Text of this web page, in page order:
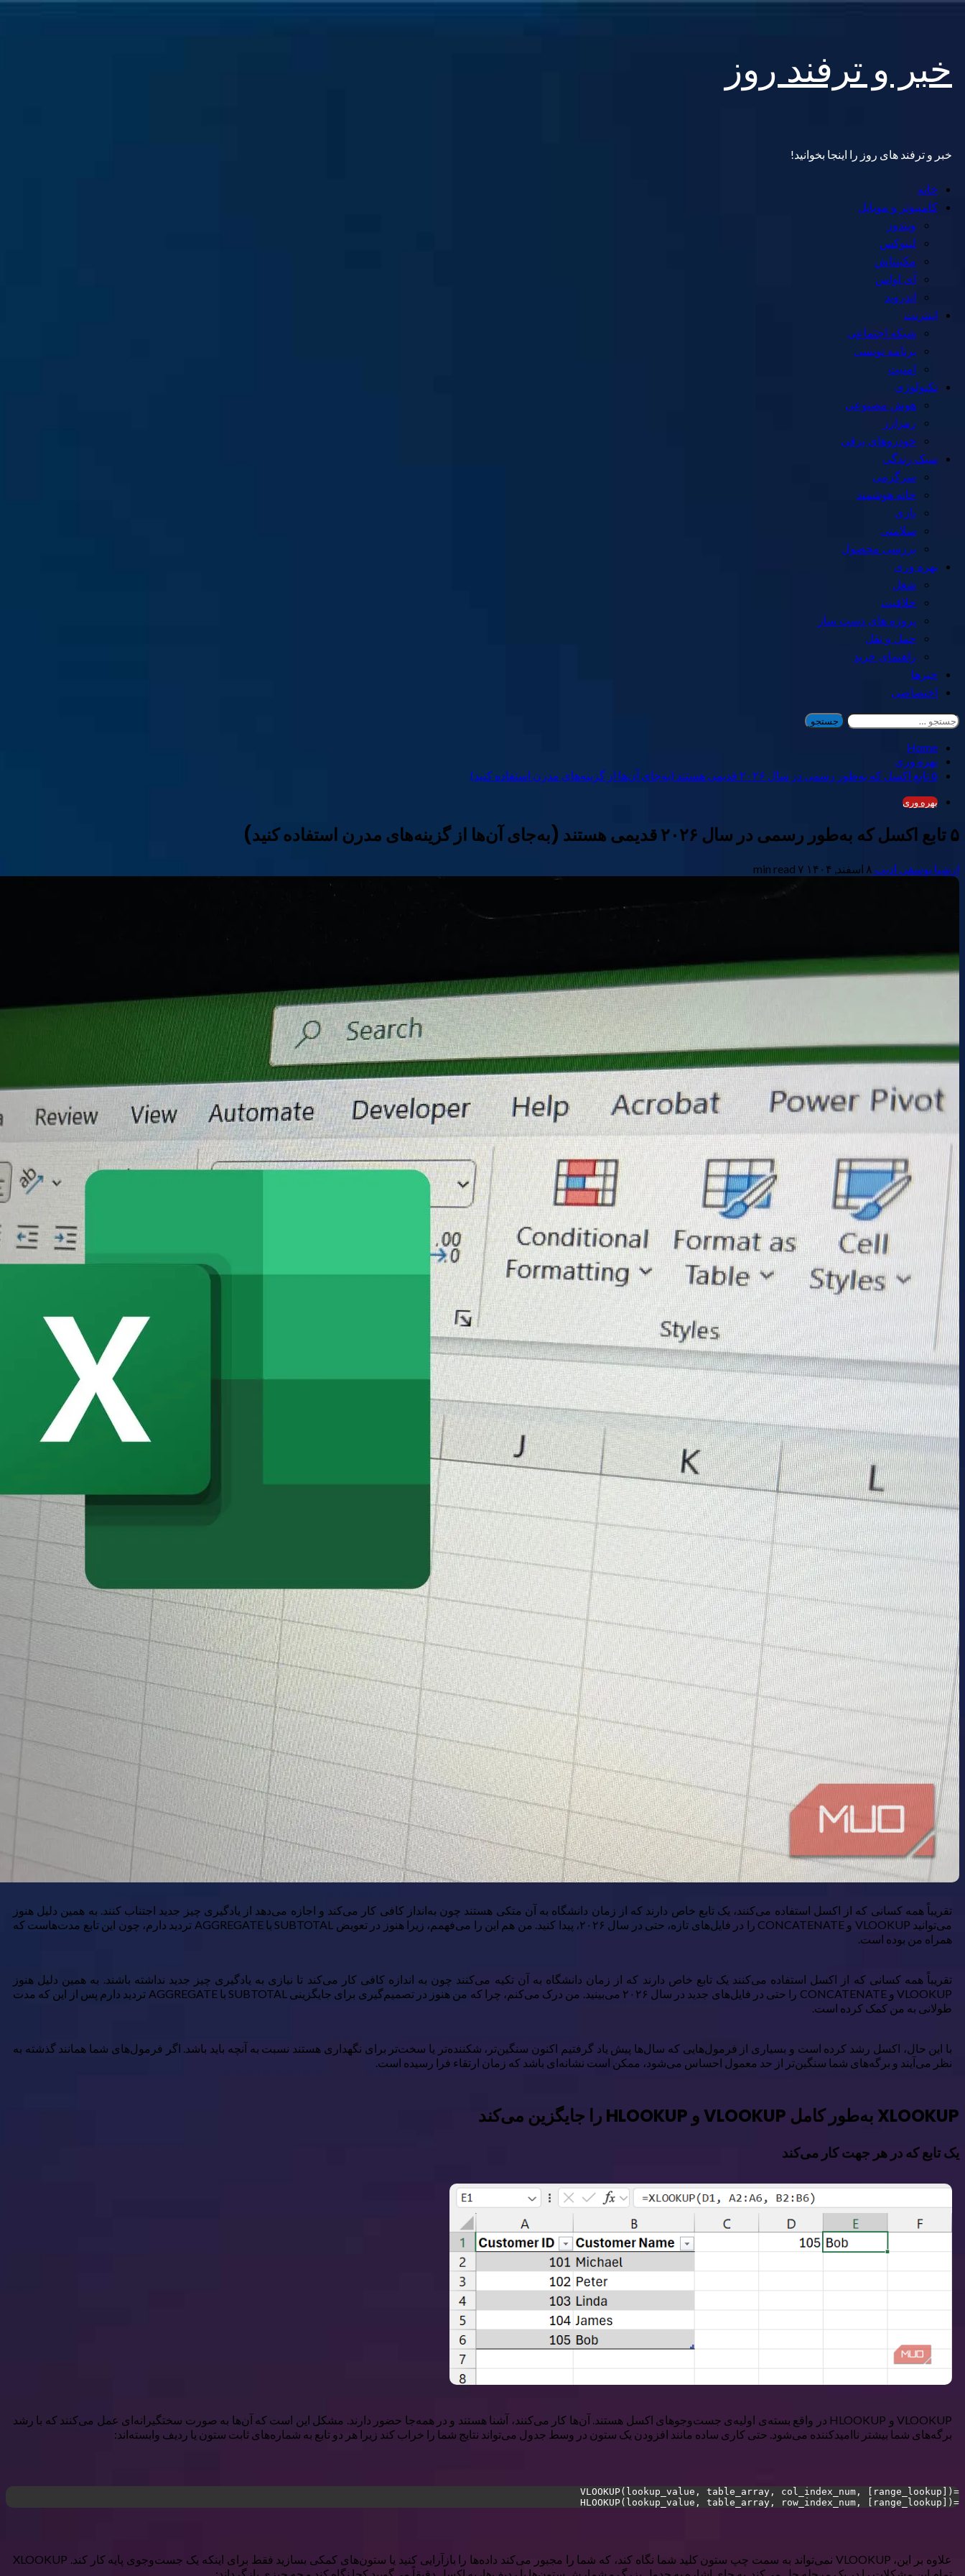
content
خبر و ترفند روز
خبر و ترفند های روز را اینجا بخوانید!
Primary
Menu
خانه
کامپیوتر و موبایل
ویندوز
لینوکس
مکینتاش
آی اواس
اندروید
اینترنت
شبکه اجتماعی
برنامه نویسی
امنیت
تکنولوژی
هوش مصنوعی
رمزارز
خودروهای برقی
سبک زندگی
سرگرمی
خانه هوشمند
بازی
سلامتی
بررسی محصول
بهره وری
شغل
خلاقیت
پروژه های دست ساز
حمل و نقل
راهنمای خرید
خبرها
اختصاصی
جستجو
برای:
Home
بهره وری
۵ تابع اکسل که به‌طور رسمی در سال ۲۰۲۶ قدیمی هستند (به‌جای آن‌ها از گزینه‌های مدرن استفاده کنید)
بهره وری
۵ تابع اکسل که به‌طور رسمی در سال ۲۰۲۶ قدیمی هستند (به‌جای آن‌ها از گزینه‌های مدرن استفاده کنید)
ارشیا یوسفی ادیب ۸ اسفند, ۱۴۰۴ ۷ min read
تقریباً همه کسانی که از اکسل استفاده می‌کنند، یک تابع خاص دارند که از زمان دانشگاه به آن متکی هستند چون به‌انداز کافی کار می‌کند و اجازه می‌دهد از یادگیری چیز جدید اجتناب کنند. به همین دلیل هنوز
می‌توانید VLOOKUP و CONCATENATE را در فایل‌های تازه، حتی در سال ۲۰۲۶، پیدا کنید. من هم این را می‌فهمم، زیرا هنوز در تعویض SUBTOTAL با AGGREGATE تردید دارم، چون این تابع مدت‌هاست که
همراه من بوده است.
تقریباً همه کسانی که از اکسل استفاده می‌کنند یک تابع خاص دارند که از زمان دانشگاه به آن تکیه می‌کنند چون به اندازه کافی کار می‌کند تا نیازی به یادگیری چیز جدید نداشته باشند. به همین دلیل هنوز
VLOOKUP و CONCATENATE را حتی در فایل‌های جدید در سال ۲۰۲۶ می‌بینید. من درک می‌کنم، چرا که من هنوز در تصمیم‌گیری برای جایگزینی SUBTOTAL با AGGREGATE تردید دارم پس از این که مدت
طولانی به من کمک کرده است.
با این حال، اکسل رشد کرده است و بسیاری از فرمول‌هایی که سال‌ها پیش یاد گرفتیم اکنون سنگین‌تر، شکننده‌تر یا سخت‌تر برای نگهداری هستند نسبت به آنچه باید باشد. اگر فرمول‌های شما همانند گذشته به
نظر می‌آیند و برگه‌های شما سنگین‌تر از حد معمول احساس می‌شود، ممکن است نشانه‌ای باشد که زمان ارتقاء فرا رسیده است.
XLOOKUP به‌طور کامل VLOOKUP و HLOOKUP را جایگزین می‌کند
یک تابع که در هر جهت کار می‌کند
VLOOKUP و HLOOKUP در واقع بسته‌ی اولیه‌ی جست‌وجوهای اکسل هستند. آن‌ها کار می‌کنند، آشنا هستند و در همه‌جا حضور دارند. مشکل این است که آن‌ها به صورت سختگیرانه‌ای عمل می‌کنند که با رشد
برگه‌های شما بیشتر ناامیدکننده می‌شود. حتی کاری ساده مانند افزودن یک ستون در وسط جدول می‌تواند نتایج شما را خراب کند زیرا هر دو تابع به شماره‌های ثابت ستون یا ردیف وابسته‌اند:
=VLOOKUP(lookup_value, table_array, col_index_num, [range_lookup])
=HLOOKUP(lookup_value, table_array, row_index_num, [range_lookup])
علاوه بر این، VLOOKUP نمی‌تواند به سمت چپ ستون کلید شما نگاه کند، که شما را مجبور می‌کند داده‌ها را بازآرایی کنید یا ستون‌های کمکی بسازید فقط برای اینکه یک جست‌وجوی پایه کار کند. XLOOKUP